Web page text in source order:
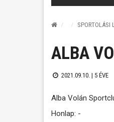
SPORTOLÁSI
ALBA
2021.09.10. | 5 ÉVE
Alba Volán
Honlap: -